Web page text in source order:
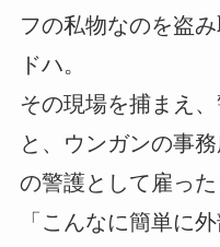
フの私物なのを盗
ドハ。
その現場を捕まえ
と、ウンガンの事
の警護として雇った
「こんなに簡単に